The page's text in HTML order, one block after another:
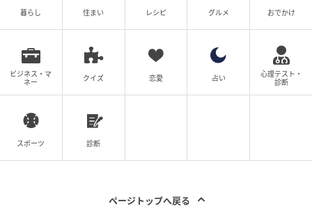
材班
元記事で読む
ベビーカレンダー
000万人以上。
暮らし 住まい レシピ グルメ おでかけ
ビジネス・マ
ネー
クイズ 恋愛 占い
心理テスト・
診断
スポーツ 診断
ページトップへ戻る